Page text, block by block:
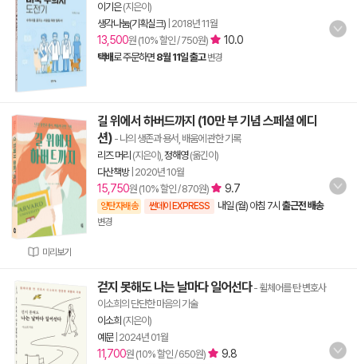
이기은(지은이)
생각나눔(기획실크) 2018년 11월
13,500원 (10% 할인 / 750원) 10.0
택배로 주문하면 8월 11일 출고 변경
미리보기
길 위에서 하버드까지 (10만 부 기념 스페셜 에디
션) - 나의 생존과 용서, 배움에 관한 기록
리즈 머리 (지은이), 정해영(옮긴이)
다산책방| 2020년 10월
15,750원 (10% 할인 / 870원) 9.7
양탄자배송 썬데이 EXPRESS 내일 (월) 아침 7시 출근전 배송
변경
걷지 못해도 나는 날마다 일어선다- 휠체어를 탄 변호사
이소희의 단단한 마음의 기술
이소희 (지은이)
예문| 2024년 01월
11,700원 (10% 할인 / 650원) 9.8